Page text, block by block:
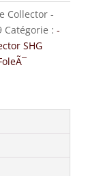
Collector -
Catégorie :-
SHG